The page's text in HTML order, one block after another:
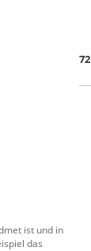
ist und in
das
72